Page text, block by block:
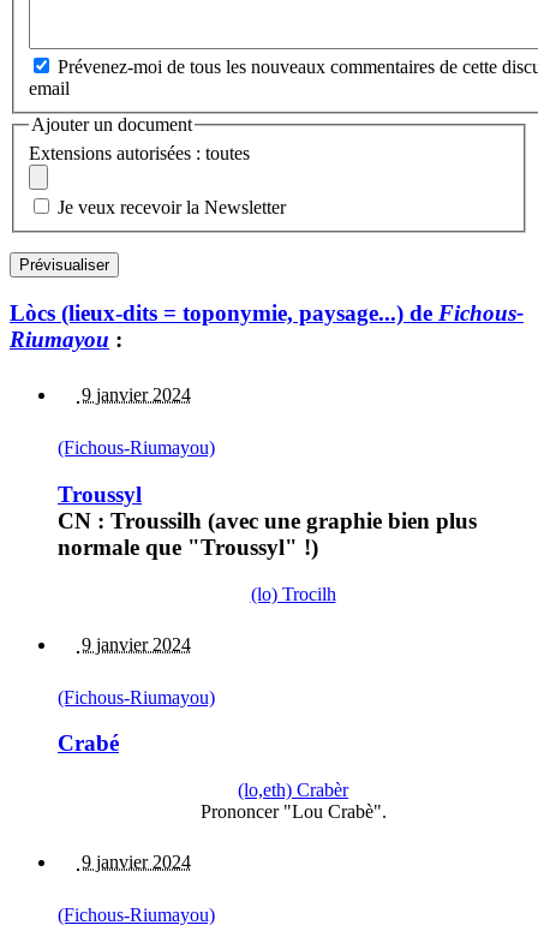
Prévenez-moi de tous les nouveaux commentaires de cette
email
Ajouter un document
Extensions autorisées : toutes
Je veux recevoir la Newsletter
Lòcs (lieux-dits = toponymie, paysage...) de Fichous-
Riumayou :
9 janvier 2024
(Fichous-Riumayou)
Troussyl
CN : Troussilh (avec une graphie bien plus
normale que "Troussyl" !)
(lo) Trocilh
9 janvier 2024
(Fichous-Riumayou)
Crabé
(lo,eth) Crabèr
Prononcer "Lou Crabè".
9 janvier 2024
(Fichous-Riumayou)